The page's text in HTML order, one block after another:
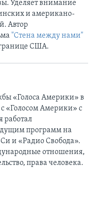
Уделяет внимание
и американо-
Автор
"Стена между нами"
США.
«Голоса Америки» в
«Голосом Америки» с
работал
программ на
и «Радио Свобода».
отношения,
права человека.